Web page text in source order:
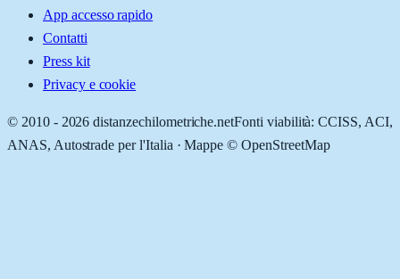
App accesso rapido
Contatti
Press kit
Privacy e cookie
© 2010 - 2026 distanzechilometriche.netFonti viabilità: CCISS, ACI,
ANAS, Autostrade per l'Italia · Mappe © OpenStreetMap